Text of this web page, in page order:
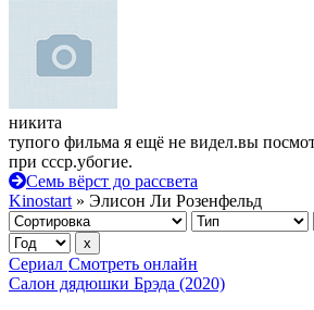
никита
тупого фильма я ещё не видел.вы
при ссср.убогие.
Семь вёрст до рассвета
Kinostart » Элисон Ли Розенфельд
Сериал Смотреть онлайн
Салон дядюшки Брэда (2020)